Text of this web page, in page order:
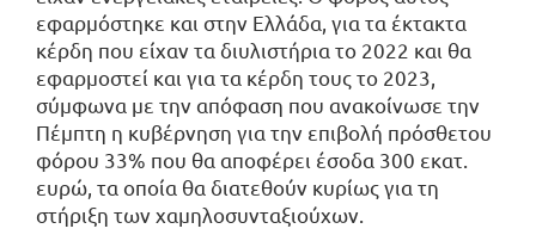
εφαρμόστηκε και στην Ελλάδα, για τα έκτακτα
κέρδη που είχαν τα διυλιστήρια το 2022 και θα
εφαρμοστεί και για τα κέρδη τους το 2023,
σύμφωνα με την απόφαση που ανακοίνωσε την
Πέμπτη η κυβέρνηση για την επιβολή πρόσθετου
φόρου 33% που θα αποφέρει έσοδα 300 εκατ.
ευρώ, τα οποία θα διατεθούν κυρίως για τη
στήριξη των χαμηλοσυνταξιούχων.